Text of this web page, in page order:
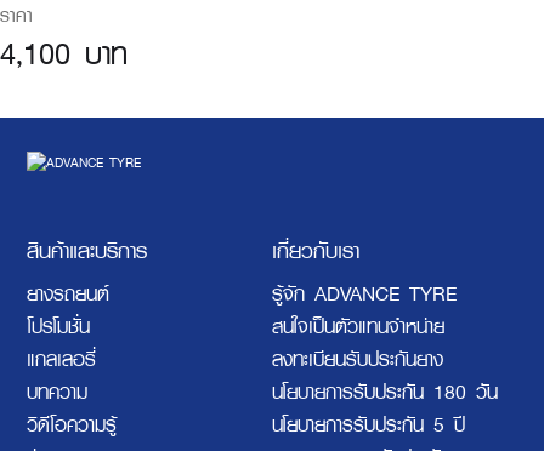
ราคา
4,100 บาท
สินค้าและบริการ
ยางรถยนต์
โปรโมชั่น
แกลเลอรี่
บทความ
วิดีโอความรู้
เกี่ยวกับเรา
รู้จัก ADVANCE TYRE
สนใจเป็นตัวแทนจำหน่าย
ลงทะเบียนรับประกันยาง
นโยบายการรับประกัน 180 วัน
นโยบายการรับประกัน 5 ปี